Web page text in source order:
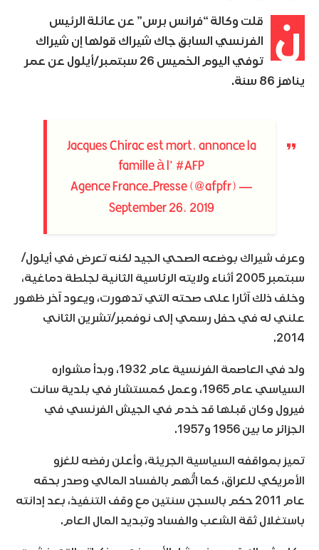
ن
قلت وكالة “فرانس برس” عن عائلة الرئيس
الفرنسي السابق جاك شيراك قولها إن شيراك
توفي اليوم الخميس 26 سبتمبر/أيلول عن عمر
يناهز 86 سنة.
Jacques Chirac est mort, annonce la
famille à l’#AFP
— Agence France-Presse (@afpfr)
September 26, 2019
وعرف شيراك بوضعه الصحي الجيد لكنه تعرض في أيلول/
سبتمبر 2005 أثناء ولايته الرئاسية الثانية لجلطة دماغية،
وخلف ذلك آثارا على صحته التي تدهورت، ويعود آخر ظهور
علني له في حفل رسمي إلى نوفمبر/تشرين الثاني
2014.
ولد في العاصمة الفرنسية عام 1932، وبدأ مشواره
السياسي عام 1965، وعمل كمستشار في بلدية سانت
فيرول وكان قبلها قد خدم في الجيش الفرنسي في
الجزائر ما بين 1956 و1957.
تميز بمواقفه السياسية الجريئة، وأعلن رفضه للغزو
الأمريكي للعراق، كما اتُّهم بالفساد المالي وصدر بحقه
عام 2011 حكم بالسجن سنتين مع وقف التنفيذ، بعد إدانته
باستغلال ثقة الشعب والفساد وتبديد المال العام.